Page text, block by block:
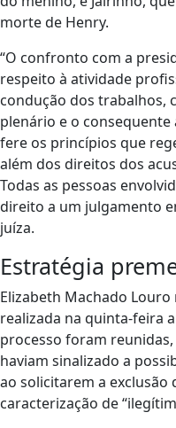
morte de Henry.
“O confronto com a
respeito à atividade
condução dos trabalhos,
plenário e o
fere os princípios que
além dos direitos dos
Todas as pessoas
direito a um julgamento
juíza.
Estratégia
Elizabeth Machado
realizada na quinta-feira
processo foram
haviam sinalizado a
ao solicitarem a exclusão
caracterização de